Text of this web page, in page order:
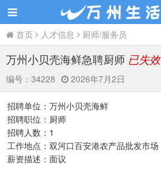
首页 人才信息 厨师/服务员
万州小贝壳海鲜急聘厨师 已失效
编号： 34228 2026年7月2日
招聘单位：万州小贝壳海鲜
招聘职位：厨师
招聘人数：1
工作地点：双河口百安港农产品批发市场
薪资描述：面议